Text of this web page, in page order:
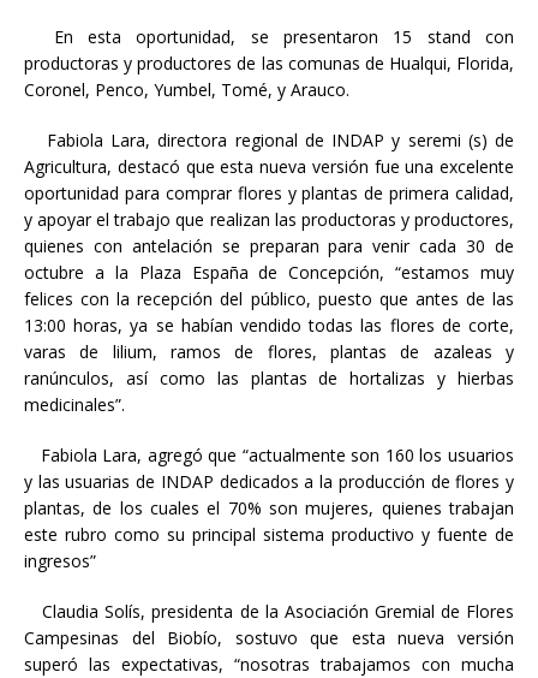
En esta oportunidad, se presentaron 15 stand con
productoras y productores de las comunas de Hualqui, Florida,
Coronel, Penco, Yumbel, Tomé, y Arauco.
Fabiola Lara, directora regional de INDAP y seremi (s) de
Agricultura, destacó que esta nueva versión fue una excelente
oportunidad para comprar flores y plantas de primera calidad,
y apoyar el trabajo que realizan las productoras y productores,
quienes con antelación se preparan para venir cada 30 de
octubre a la Plaza España de Concepción, “estamos muy
felices con la recepción del público, puesto que antes de las
13:00 horas, ya se habían vendido todas las flores de corte,
varas de lilium, ramos de flores, plantas de azaleas y
ranúnculos, así como las plantas de hortalizas y hierbas
medicinales”.
Fabiola Lara, agregó que “actualmente son 160 los usuarios
y las usuarias de INDAP dedicados a la producción de flores y
plantas, de los cuales el 70% son mujeres, quienes trabajan
este rubro como su principal sistema productivo y fuente de
ingresos”
Claudia Solís, presidenta de la Asociación Gremial de Flores
Campesinas del Biobío, sostuvo que esta nueva versión
superó las expectativas, “nosotras trabajamos con mucha